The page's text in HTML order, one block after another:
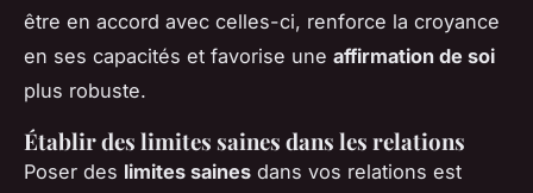
être en accord avec celles-ci, renforce la croyance
en ses capacités et favorise une affirmation de soi
plus robuste.
Établir des limites saines dans les relations
Poser des limites saines dans vos relations est